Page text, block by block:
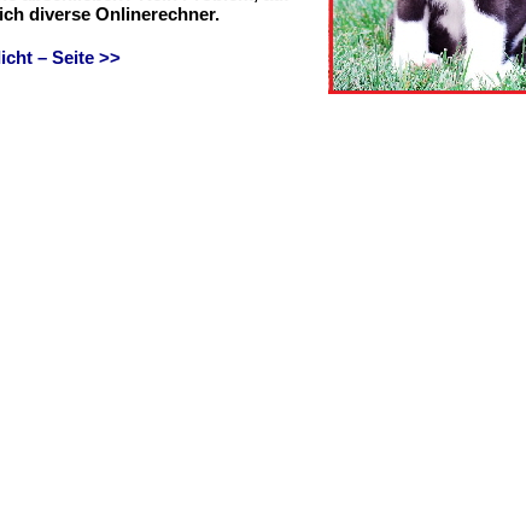
diverse Onlinerechner.
– Seite >>